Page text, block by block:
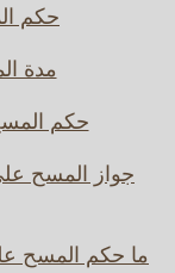
حكم
مدة
حكم
جواز المسح
ما حكم المسح